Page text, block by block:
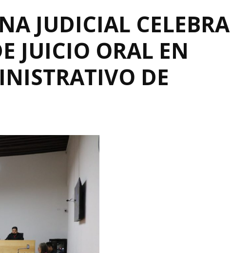
JUDICIAL CELEBRA
JUICIO ORAL EN
DE